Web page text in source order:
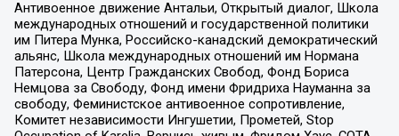
Антивоенное движение Антальи, Открытый диалог, Школа
международных отношений и государственной политики
им Питера Мунка, Российско-канадский демократический
альянс, Школа международных отношений им Нормана
Патерсона, Центр Гражданских Свобод, Фонд Бориса
Немцова за Свободу, Фонд имени Фридриха Науманна за
свободу, Феминистское антивоенное сопротивление,
Комитет независимости Ингушетии, Прометей, Stop